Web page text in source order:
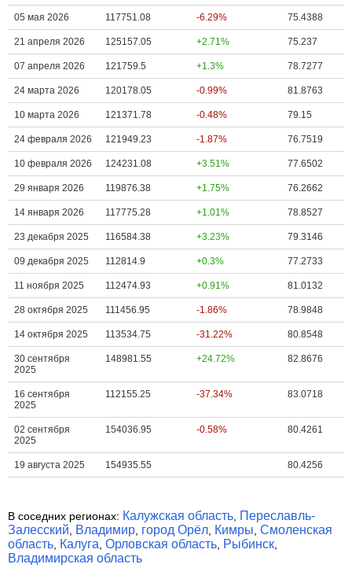
05 мая 2026 117751.08 -6.29% 75.4388
21 апреля 2026 125157.05 +2.71% 75.237
07 апреля 2026 121759.5 +1.3% 78.7277
24 марта 2026 120178.05 -0.99% 81.8763
10 марта 2026 121371.78 -0.48% 79.15
24 февраля 2026 121949.23 -1.87% 76.7519
10 февраля 2026 124231.08 +3.51% 77.6502
29 января 2026 119876.38 +1.75% 76.2662
14 января 2026 117775.28 +1.01% 78.8527
23 декабря 2025 116584.38 +3.23% 79.3146
09 декабря 2025 112814.9 +0.3% 77.2733
11 ноября 2025 112474.93 +0.91% 81.0132
28 октября 2025 111456.95 -1.86% 78.9848
14 октября 2025 113534.75 -31.22% 80.8548
30 сентября
2025
148981.55 +24.72% 82.8676
16 сентября
2025
112155.25 -37.34% 83.0718
02 сентября
2025
154036.95 -0.58% 80.4261
19 августа 2025 154935.55 80.4256
В соседних регионах: Калужская область, Переславль-
Залесский, Владимир, город Орёл, Кимры, Смоленская
область, Калуга, Орловская область, Рыбинск,
Владимирская область